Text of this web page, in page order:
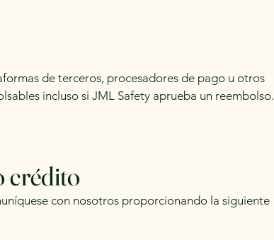
de terceros, procesadores de pago u otros
incluso si JML Safety aprueba un reembolso.
crédito
con nosotros proporcionando la siguiente